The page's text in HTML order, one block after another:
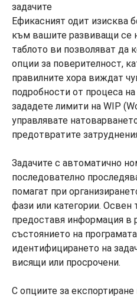
Ефикасният одит изисква
към вашите развиващи се
таблото ви позволяват да
опции за поверителност,
правилните хора виждат
подробности от процеса
зададете лимити на WIP
управлявате
предотвратите
Задачите с автоматично
последователно
помагат при
фази или категории. Освен
предоставя информация в
състоянието на
идентифицирането на
висящи или просрочени.
С опциите за